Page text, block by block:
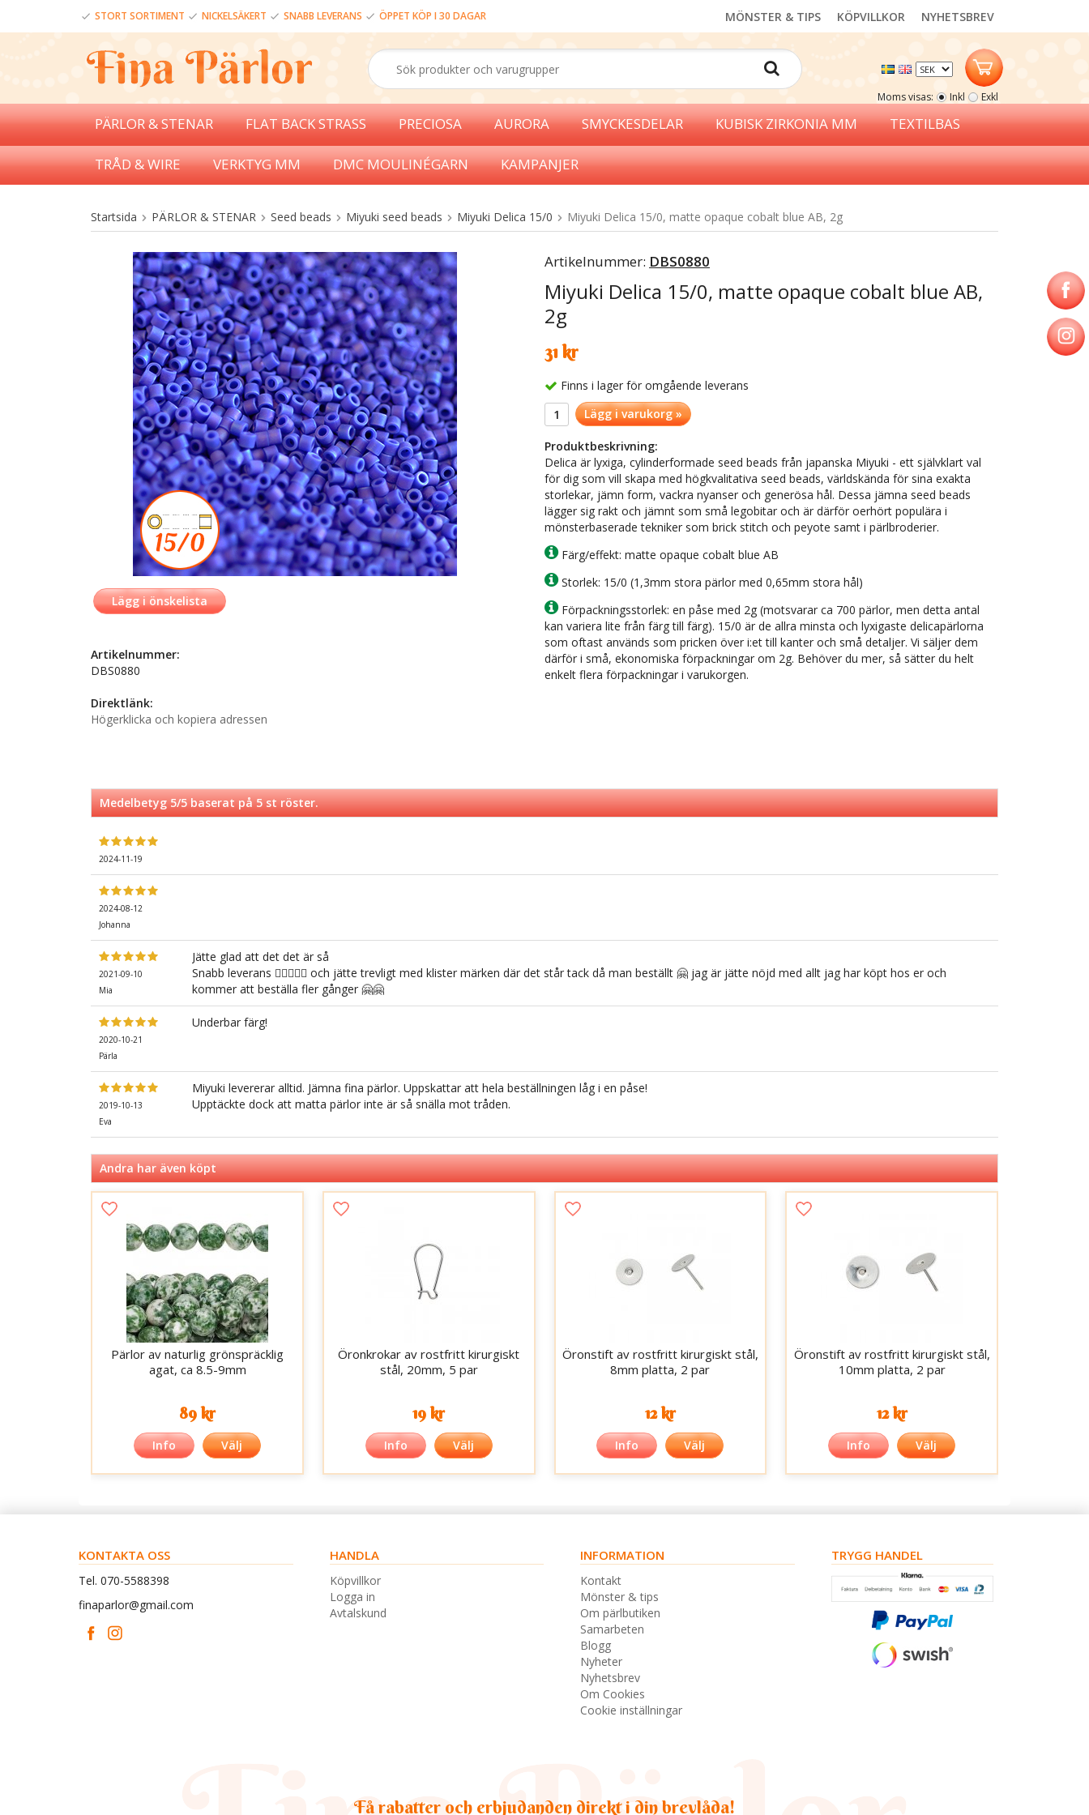
STORT SORTIMENT NICKELSÄKERT SNABB LEVERANS ÖPPET KÖP I 30 DAGAR NYHETSBREV
KÖPVILLKOR
MÖNSTER & TIPS
Moms visas: Inkl Exkl
PÄRLOR & STENAR FLAT BACK STRASS PRECIOSA AURORA SMYCKESDELAR KUBISK ZIRKONIA MM TEXTILBAS
TRÅD & WIRE VERKTYG MM DMC MOULINÉGARN KAMPANJER
Startsida PÄRLOR & STENAR Seed beads Miyuki seed beads Miyuki Delica 15/0 Miyuki Delica 15/0, matte opaque cobalt blue AB, 2g
Artikelnummer: DBS0880
Miyuki Delica 15/0, matte opaque cobalt blue AB,
2g
31 kr
Finns i lager för omgående leverans
Lägg i varukorg »
Produktbeskrivning:
Delica är lyxiga, cylinderformade seed beads från japanska Miyuki - ett självklart val
för dig som vill skapa med högkvalitativa seed beads, världskända för sina exakta
storlekar, jämn form, vackra nyanser och generösa hål. Dessa jämna seed beads
lägger sig rakt och jämnt som små legobitar och är därför oerhört populära i
mönsterbaserade tekniker som brick stitch och peyote samt i pärlbroderier.
Färg/effekt: matte opaque cobalt blue AB
Storlek: 15/0 (1,3mm stora pärlor med 0,65mm stora hål)
Förpackningsstorlek: en påse med 2g (motsvarar ca 700 pärlor, men detta antal
kan variera lite från färg till färg). 15/0 är de allra minsta och lyxigaste delicapärlorna
som oftast används som pricken över i:et till kanter och små detaljer. Vi säljer dem
därför i små, ekonomiska förpackningar om 2g. Behöver du mer, så sätter du helt
enkelt flera förpackningar i varukorgen.
Lägg i önskelista
Artikelnummer:
DBS0880
Direktlänk:
Högerklicka och kopiera adressen
Medelbetyg5/5 baserat på5st röster.
2024-11-19
2024-08-12
Johanna
2021-09-10
Mia
Jätte glad att det det är så
Snabb leverans 👍🏻👍🏻😃 och jätte trevligt med klister märken där det står tack då man beställt 🤗 jag är jätte nöjd med allt jag har köpt hos er och
kommer att beställa fler gånger 🤗🤗
2020-10-21
Pärla
Underbar färg!
2019-10-13
Eva
Miyuki levererar alltid. Jämna fina pärlor. Uppskattar att hela beställningen låg i en påse!
Upptäckte dock att matta pärlor inte är så snälla mot tråden.
Andra har även köpt
Pärlor av naturlig grönspräcklig
agat, ca 8.5-9mm
89 kr
Info Välj
Öronkrokar av rostfritt kirurgiskt
stål, 20mm, 5 par
19 kr
Info Välj
Öronstift av rostfritt kirurgiskt stål,
8mm platta, 2 par
12 kr
Info Välj
Öronstift av rostfritt kirurgiskt stål,
10mm platta, 2 par
12 kr
Info Välj
KONTAKTA OSS
Tel. 070-5588398
finaparlor@gmail.com
HANDLA
Köpvillkor
Logga in
Avtalskund
INFORMATION
Kontakt
Mönster & tips
Om pärlbutiken
Samarbeten
Blogg
Nyheter
Nyhetsbrev
Om Cookies
Cookie inställningar
TRYGG HANDEL
Få rabatter och erbjudanden direkt i din brevlåda!